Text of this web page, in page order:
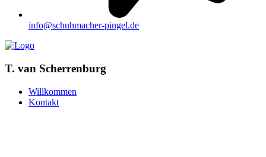
info@schuhmacher-pingel.de
T. van Scherrenburg
Willkommen
Kontakt